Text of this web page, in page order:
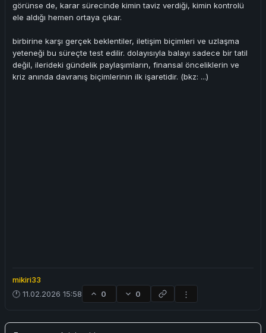
görünse de, karar sürecinde kimin taviz verdiği, kimin kontrolü
ele aldığı hemen ortaya çıkar.
birbirine karşı gerçek beklentiler, iletişim biçimleri ve uzlaşma
yeteneği bu süreçte test edilir. dolayısıyla balayı sadece bir tatil
değil, ilerideki gündelik paylaşımların, finansal önceliklerin ve
kriz anında davranış biçimlerinin ilk işaretidir. (bkz: ...)
mikiri33
🕐 11.02.2026 15:58
0 0 ⋮